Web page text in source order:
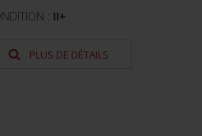
: II+
PLUS DE DÉTAILS